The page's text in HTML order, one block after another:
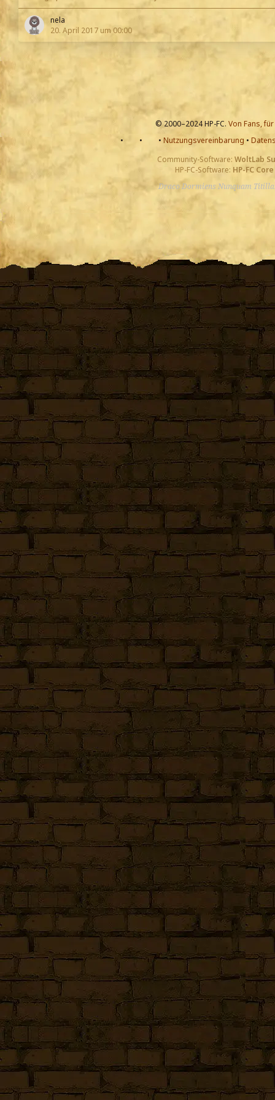
nela
20. April 2017 um 00:00
© 2000–2024 HP-FC. Von Fans,
•
• • Nutzungsvereinbarung •
Community-Software: WoltLab
HP-FC-Software: HP-FC Core
Draco Dormiens Nunquam